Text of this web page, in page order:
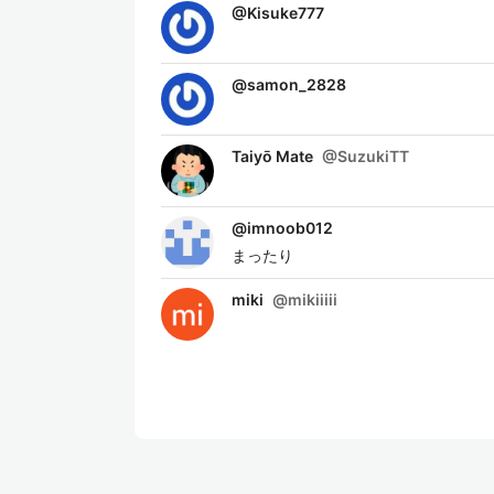
@Kisuke777
@samon_2828
Taiyō Mate @SuzukiTT
@imnoob012
まったり
miki @mikiiiii